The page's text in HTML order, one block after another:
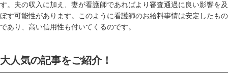
す。夫の収入に加え、妻が看護師であればより審査通過に良い影響を及
ぼす可能性があります。このように看護師のお給料事情は安定したもの
であり、高い信用性も付いてくるのです。
大人気の記事をご紹介！